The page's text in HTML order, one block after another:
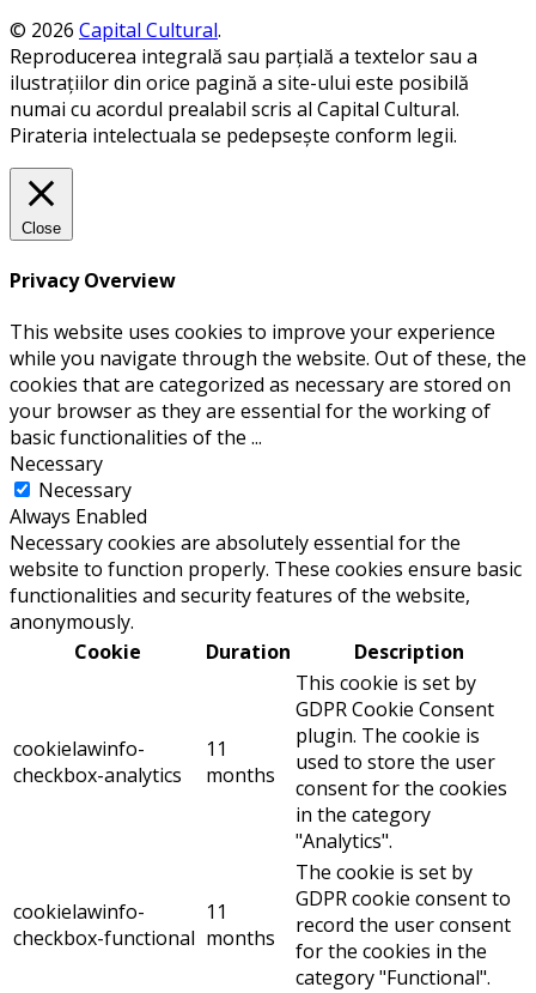
© 2026 Capital Cultural.
Reproducerea integrală sau parțială a textelor sau a
ilustrațiilor din orice pagină a site-ului este posibilă
numai cu acordul prealabil scris al Capital Cultural.
Pirateria intelectuala se pedepsește conform legii.
Close
Privacy Overview
This website uses cookies to improve your experience
while you navigate through the website. Out of these, the
cookies that are categorized as necessary are stored on
your browser as they are essential for the working of
basic functionalities of the ...
Necessary
Necessary
Always Enabled
Necessary cookies are absolutely essential for the
website to function properly. These cookies ensure basic
functionalities and security features of the website,
anonymously.
Cookie
Duration Description
cookielawinfo-
checkbox-analytics
11
months
This cookie is set by
GDPR Cookie Consent
plugin. The cookie is
used to store the user
consent for the cookies
in the category
"Analytics".
cookielawinfo-
checkbox-functional
11
months
The cookie is set by
GDPR cookie consent to
record the user consent
for the cookies in the
category "Functional".